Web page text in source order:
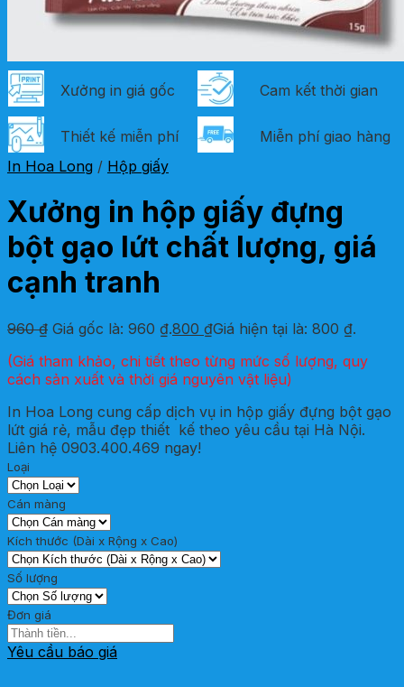
Xưởng in giá gốc Cam kết thời gian
Thiết kế miễn phí
Miễn phí giao hàng
In Hoa Long / Hộp giấy
Xưởng in hộp giấy đựng
bột gạo lứt chất lượng, giá
cạnh tranh
960₫ Giá gốc là: 960 ₫.800 ₫Giá hiện tại là: 800 ₫.
(Giá tham khảo, chi tiết theo từng mức số lượng, quy
cách sản xuất và thời giá nguyên vật liệu)
In Hoa Long cung cấp dịch vụ in hộp giấy đựng bột gạo
lứt giá rẻ, mẫu đẹp thiết kế theo yêu cầu tại Hà Nội.
Liên hệ 0903.400.469 ngay!
Loại
Cán màng
Kích thước (Dài x Rộng x Cao)
Số lượng
Đơn giá
Yêu cầu báo giá